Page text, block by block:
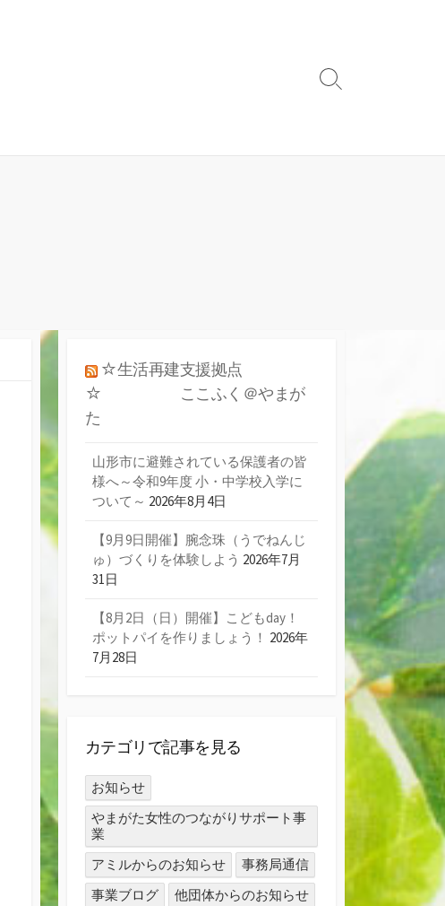
検
☆生活再建支援拠点
☆ ここふく＠やまが
た
山形市に避難されている保護者の皆
様へ～令和9年度 小・中学校入学に
ついて～ 2026年8月4日
【9月9日開催】腕念珠（うでねんじ
ゅ）づくりを体験しよう 2026年7月
31日
【8月2日（日）開催】こどもday！
ポットパイを作りましょう！ 2026年
7月28日
カテゴリで記事を見る
お知らせ
やまがた女性のつながりサポート事
業
アミルからのお知らせ
事務局通信
事業ブログ
他団体からのお知らせ